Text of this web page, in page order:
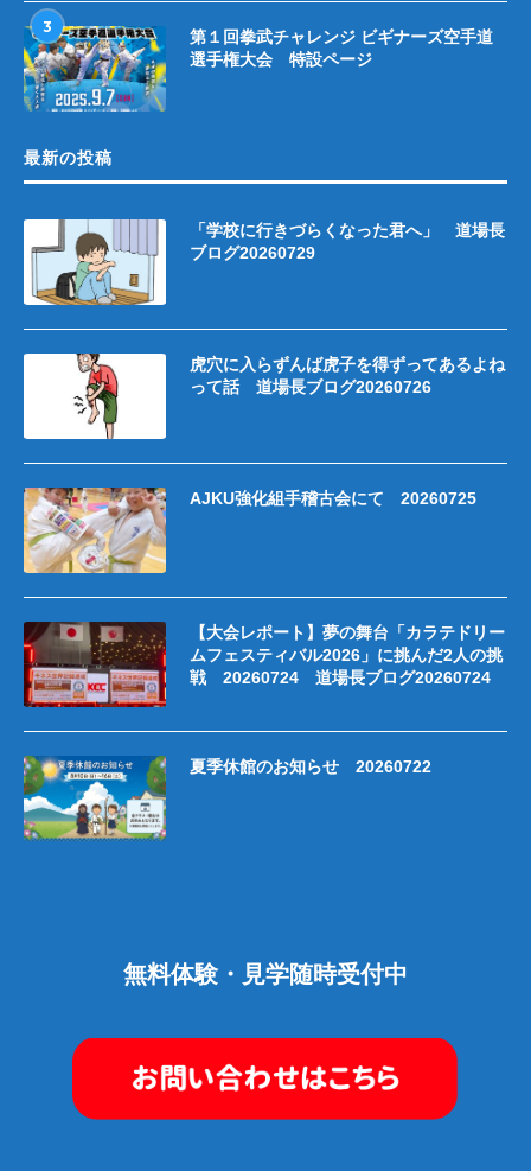
3
第１回拳武チャレンジ ビギナーズ空手道
選手権大会 特設ページ
最新の投稿
「学校に行きづらくなった君へ」 道場長
ブログ20260729
虎穴に入らずんば虎子を得ずってあるよね
って話 道場長ブログ20260726
AJKU強化組手稽古会にて 20260725
【大会レポート】夢の舞台「カラテドリー
ムフェスティバル2026」に挑んだ2人の挑
戦 20260724 道場長ブログ20260724
夏季休館のお知らせ 20260722
無料体験・見学随時受付中